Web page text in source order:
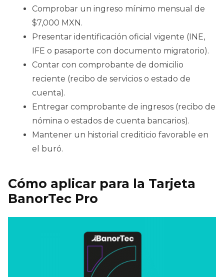
Comprobar un ingreso mínimo mensual de
$7,000 MXN.
Presentar identificación oficial vigente (INE,
IFE o pasaporte con documento migratorio).
Contar con comprobante de domicilio
reciente (recibo de servicios o estado de
cuenta).
Entregar comprobante de ingresos (recibo de
nómina o estados de cuenta bancarios).
Mantener un historial crediticio favorable en
el buró.
Cómo aplicar para la Tarjeta
BanorTec Pro